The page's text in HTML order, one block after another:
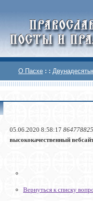
О Пасхе : :
05.06.2020 8:58:17
высококачественный
Вернуться к списку